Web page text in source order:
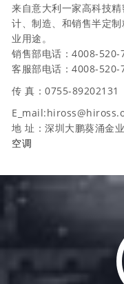
来自意大利一家高科技
计、制造、和销售半定
业用途。
销售部电话：4008-520-
客服部电话：4008-520-
传 真：0755-89202131
地 址：深圳大鹏葵涌金
空调